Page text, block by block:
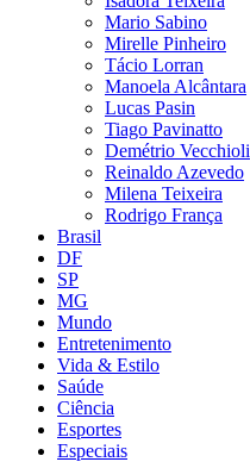
Mario Sabino
Mirelle Pinheiro
Tácio Lorran
Manoela Alcântara
Lucas Pasin
Tiago Pavinatto
Demétrio Vecchioli
Reinaldo Azevedo
Milena Teixeira
Rodrigo França
Brasil
DF
SP
MG
Mundo
Entretenimento
Vida & Estilo
Saúde
Ciência
Esportes
Especiais